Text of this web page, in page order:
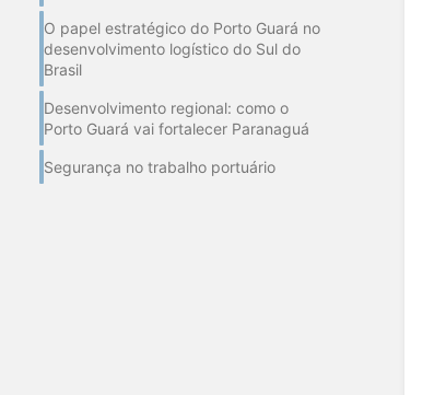
O papel estratégico do Porto Guará no
desenvolvimento logístico do Sul do
Brasil
Desenvolvimento regional: como o
Porto Guará vai fortalecer Paranaguá
Segurança no trabalho portuário